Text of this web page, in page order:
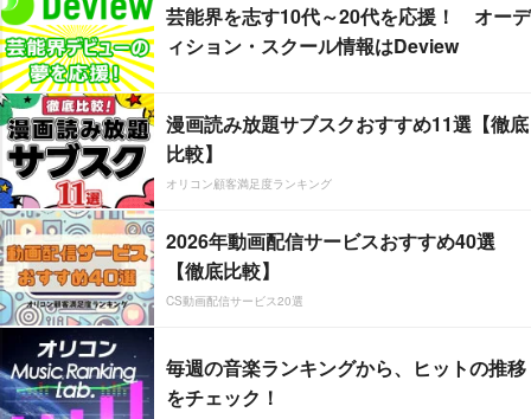
芸能界を志す10代～20代を応援！ オーデ
ィション・スクール情報はDeview
漫画読み放題サブスクおすすめ11選【徹底
比較】
オリコン顧客満足度ランキング
2026年動画配信サービスおすすめ40選
【徹底比較】
CS動画配信サービス20選
毎週の音楽ランキングから、ヒットの推移
をチェック！